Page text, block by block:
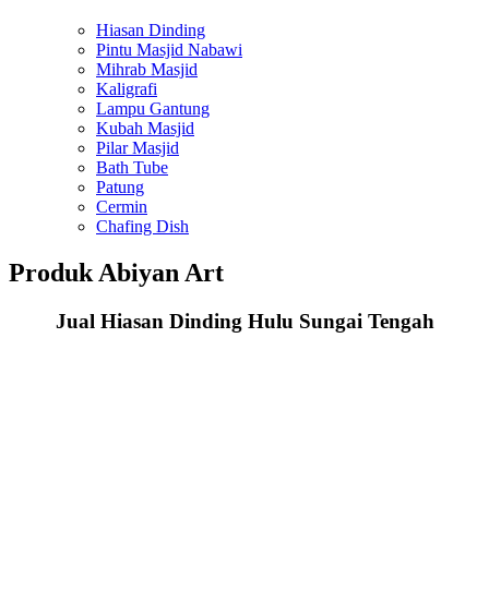
Hiasan Dinding
Pintu Masjid Nabawi
Mihrab Masjid
Kaligrafi
Lampu Gantung
Kubah Masjid
Pilar Masjid
Bath Tube
Patung
Cermin
Chafing Dish
Produk Abiyan Art
Jual Hiasan Dinding Hulu Sungai Tengah